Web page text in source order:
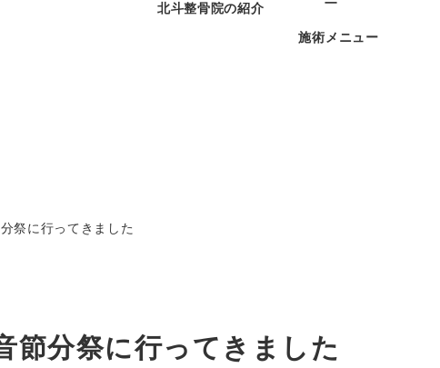
北斗整骨院の紹介
施術メニュー
祭に行ってきました
節分祭に行ってきました